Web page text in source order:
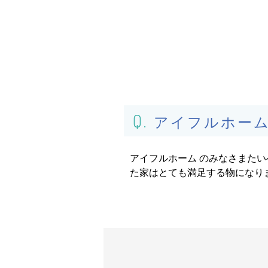
アイフルホー
アイフルホーム のみなさまた
た家はとても満足する物にな